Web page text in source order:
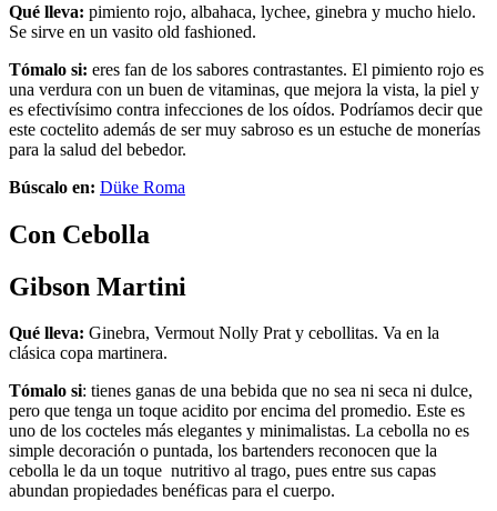
Qué lleva: pimiento rojo, albahaca, lychee, ginebra y mucho hielo.
Se sirve en un vasito old fashioned.
Tómalo si: eres fan de los sabores contrastantes. El pimiento rojo es
una verdura con un buen de vitaminas, que mejora la vista, la piel y
es efectivísimo contra infecciones de los oídos. Podríamos decir que
este coctelito además de ser muy sabroso es un estuche de monerías
para la salud del bebedor.
Búscalo en: Düke Roma
Con Cebolla
Gibson Martini
Qué lleva: Ginebra, Vermout Nolly Prat y cebollitas. Va en la
clásica copa martinera.
Tómalo si: tienes ganas de una bebida que no sea ni seca ni dulce,
pero que tenga un toque acidito por encima del promedio. Este es
uno de los cocteles más elegantes y minimalistas. La cebolla no es
simple decoración o puntada, los bartenders reconocen que la
cebolla le da un toque nutritivo al trago, pues entre sus capas
abundan propiedades benéficas para el cuerpo.